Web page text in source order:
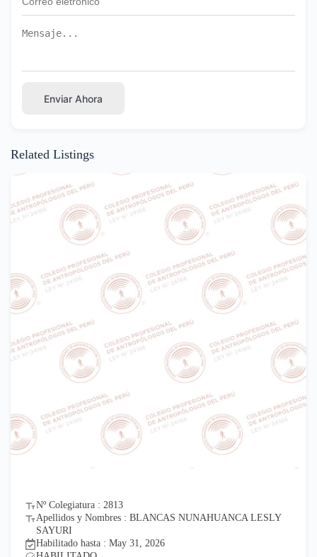
Enviar Ahora
Related Listings
Nº Colegiatura : 2813
Apellidos y Nombres : BLANCAS NUNAHUANCA LESLY
SAYURI
Habilitado hasta : May 31, 2026